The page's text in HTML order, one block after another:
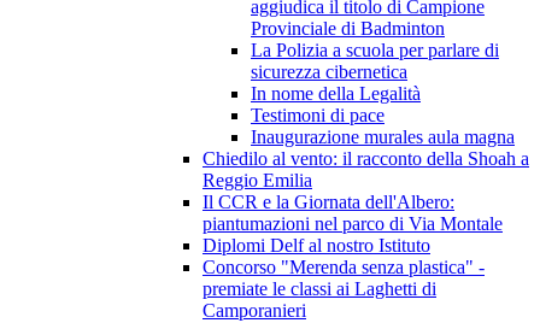
aggiudica il titolo di Campione
Provinciale di Badminton
La Polizia a scuola per parlare di
sicurezza cibernetica
In nome della Legalità
Testimoni di pace
Inaugurazione murales aula magna
Chiedilo al vento: il racconto della Shoah a
Reggio Emilia
Il CCR e la Giornata dell'Albero:
piantumazioni nel parco di Via Montale
Diplomi Delf al nostro Istituto
Concorso "Merenda senza plastica" -
premiate le classi ai Laghetti di
Camporanieri